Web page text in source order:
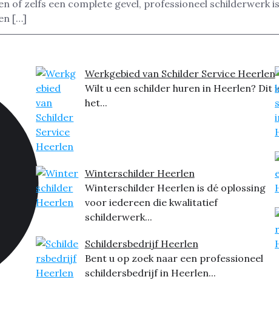
of zelfs een complete gevel, professioneel schilderwerk
[…]
Werkgebied van Schilder Service Heerlen
Wilt u een schilder huren in Heerlen? Dit
het...
Winterschilder Heerlen
Winterschilder Heerlen is dé oplossing
voor iedereen die kwalitatief
schilderwerk...
Schildersbedrijf Heerlen
Bent u op zoek naar een professioneel
schildersbedrijf in Heerlen...